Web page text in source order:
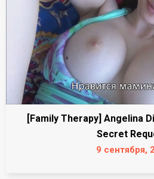
[Family Therapy] Angelina
Secret
9 сентября,